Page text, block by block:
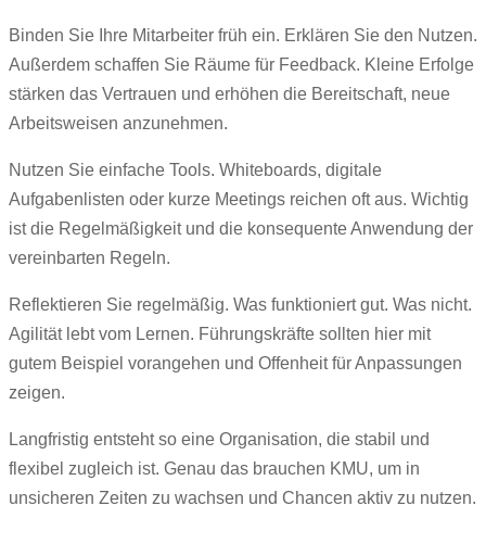
Binden Sie Ihre Mitarbeiter früh ein. Erklären Sie den Nutzen.
Außerdem schaffen Sie Räume für Feedback. Kleine Erfolge
stärken das Vertrauen und erhöhen die Bereitschaft, neue
Arbeitsweisen anzunehmen.
Nutzen Sie einfache Tools. Whiteboards, digitale
Aufgabenlisten oder kurze Meetings reichen oft aus. Wichtig
ist die Regelmäßigkeit und die konsequente Anwendung der
vereinbarten Regeln.
Reflektieren Sie regelmäßig. Was funktioniert gut. Was nicht.
Agilität lebt vom Lernen. Führungskräfte sollten hier mit
gutem Beispiel vorangehen und Offenheit für Anpassungen
zeigen.
Langfristig entsteht so eine Organisation, die stabil und
flexibel zugleich ist. Genau das brauchen KMU, um in
unsicheren Zeiten zu wachsen und Chancen aktiv zu nutzen.